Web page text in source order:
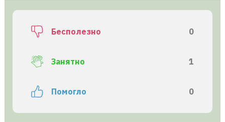
Бесполезно 0
Занятно 1
Помогло 0